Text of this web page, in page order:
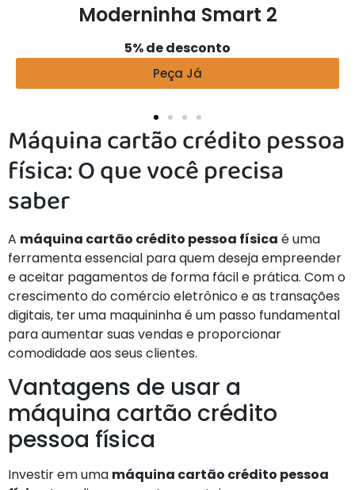
Moderninha Smart 2
5% de desconto
Peça Já
Máquina cartão crédito pessoa
física: O que você precisa
saber
A máquina cartão crédito pessoa física é uma
ferramenta essencial para quem deseja empreender
e aceitar pagamentos de forma fácil e prática. Com o
crescimento do comércio eletrônico e as transações
digitais, ter uma maquininha é um passo fundamental
para aumentar suas vendas e proporcionar
comodidade aos seus clientes.
Vantagens de usar a
máquina cartão crédito
pessoa física
Investir em uma máquina cartão crédito pessoa